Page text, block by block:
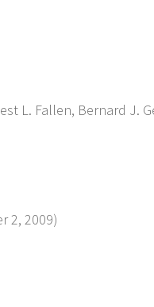
L. Fallen, Bernard J.
2, 2009)